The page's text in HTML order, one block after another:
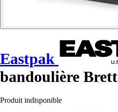
Eastpak
bandoulière Brett
Produit indisponible